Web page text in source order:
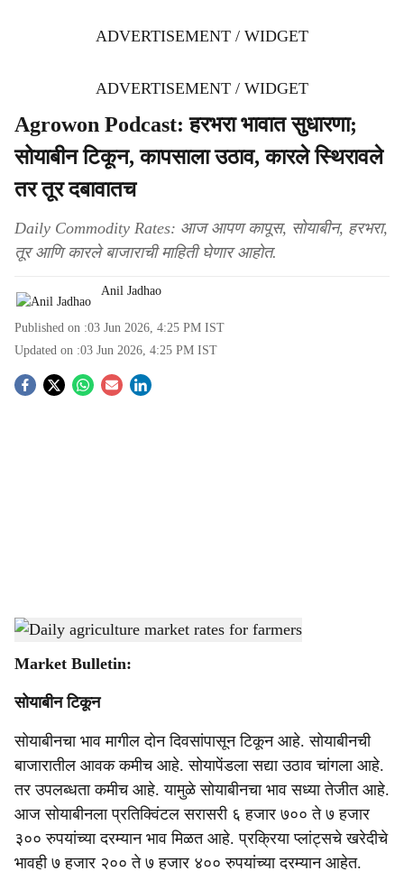
ADVERTISEMENT / WIDGET
ADVERTISEMENT / WIDGET
Agrowon Podcast: हरभरा भावात सुधारणा;
सोयाबीन टिकून, कापसाला उठाव, कारले स्थिरावले
तर तूर दबावातच
Daily Commodity Rates: आज आपण कापूस, सोयाबीन, हरभरा,
तूर आणि कारले बाजाराची माहिती घेणार आहोत.
Anil Jadhao
Published on :03 Jun 2026, 4:25 PM IST
Updated on :03 Jun 2026, 4:25 PM IST
S
r
e
Daily agriculture market rates for farmers -Agrowon
Market Bulletin:
सोयाबीन टिकून
सोयाबीनचा भाव मागील दोन दिवसांपासून टिकून आहे. सोयाबीनची
बाजारातील आवक कमीच आहे. सोयापेंडला सद्या उठाव चांगला आहे.
तर उपलब्धता कमीच आहे. यामुळे सोयाबीनचा भाव सध्या तेजीत आहे.
आज सोयाबीनला प्रतिक्विंटल सरासरी ६ हजार ७०० ते ७ हजार
३०० रुपयांच्या दरम्यान भाव मिळत आहे. प्रक्रिया प्लांट्सचे खरेदीचे
भावही ७ हजार २०० ते ७ हजार ४०० रुपयांच्या दरम्यान आहेत.